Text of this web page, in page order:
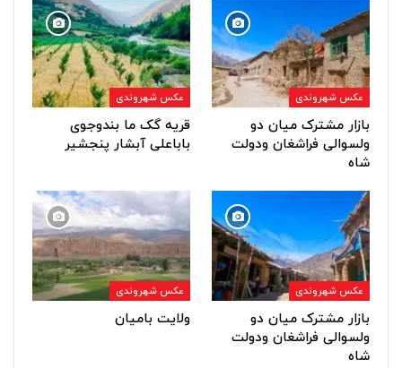
عکس شهروندی
بازار مشترک میان دو
ولسوالی فراشغان ودولت
شاه
عکس شهروندی
قریه گک ما بندوجوی
باباعلی آبشار پنجشیر
عکس شهروندی
بازار مشترک میان دو
ولسوالی فراشغان ودولت
شاه
عکس شهروندی
ولایت بامیان